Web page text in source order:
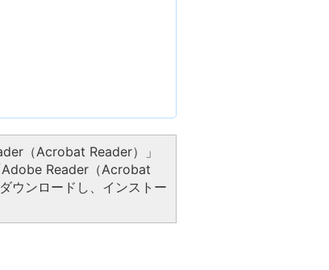
（Acrobat Reader）」
Adobe Reader（Acrobat
ウンロードし、インストー